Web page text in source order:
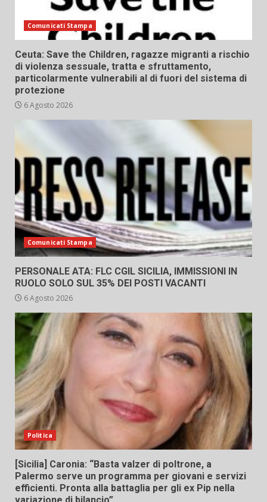
Comunicati Stampa
Ceuta: Save the Children, ragazze migranti a rischio
di violenza sessuale, tratta e sfruttamento,
particolarmente vulnerabili al di fuori del sistema di
protezione
6 Agosto 2026
Comunicati Stampa
PERSONALE ATA: FLC CGIL SICILIA, IMMISSIONI IN
RUOLO SOLO SUL 35% DEI POSTI VACANTI
6 Agosto 2026
Politica
[Sicilia] Caronia: “Basta valzer di poltrone, a
Palermo serve un programma per giovani e servizi
efficienti. Pronta alla battaglia per gli ex Pip nella